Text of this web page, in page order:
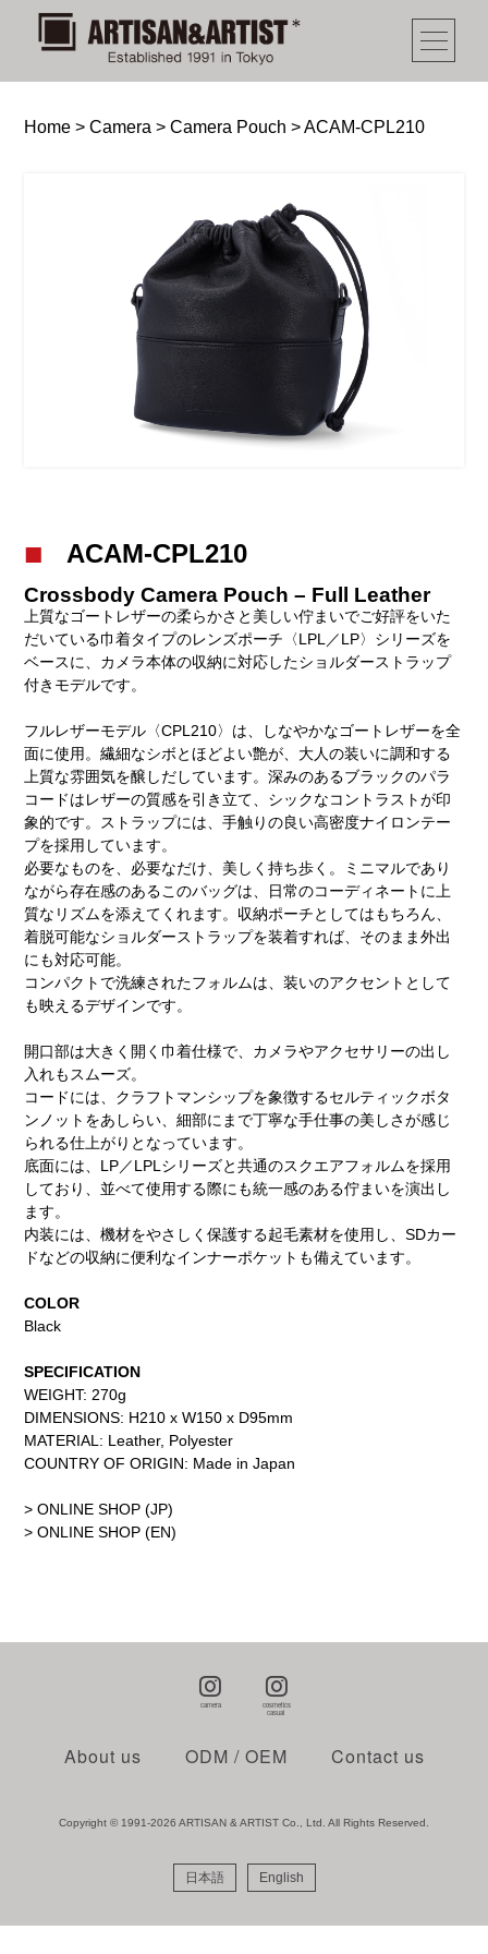
Home >Camera >Camera Pouch >ACAM-CPL210
ACAM-CPL210
Crossbody Camera Pouch – Full Leather
上質なゴートレザーの柔らかさと美しい佇まいでご好評をいた
だいている巾着タイプのレンズポーチ〈LPL／LP〉シリーズを
ベースに、カメラ本体の収納に対応したショルダーストラップ
付きモデルです。
フルレザーモデル〈CPL210〉は、しなやかなゴートレザーを全
面に使用。繊細なシボとほどよい艶が、大人の装いに調和する
上質な雰囲気を醸しだしています。深みのあるブラックのパラ
コードはレザーの質感を引き立て、シックなコントラストが印
象的です。ストラップには、手触りの良い高密度ナイロンテー
プを採用しています。
必要なものを、必要なだけ、美しく持ち歩く。ミニマルであり
ながら存在感のあるこのバッグは、日常のコーディネートに上
質なリズムを添えてくれます。収納ポーチとしてはもちろん、
着脱可能なショルダーストラップを装着すれば、そのまま外出
にも対応可能。
コンパクトで洗練されたフォルムは、装いのアクセントとして
も映えるデザインです。
開口部は大きく開く巾着仕様で、カメラやアクセサリーの出し
入れもスムーズ。
コードには、クラフトマンシップを象徴するセルティックボタ
ンノットをあしらい、細部にまで丁寧な手仕事の美しさが感じ
られる仕上がりとなっています。
底面には、LP／LPLシリーズと共通のスクエアフォルムを採用
しており、並べて使用する際にも統一感のある佇まいを演出し
ます。
内装には、機材をやさしく保護する起毛素材を使用し、SDカー
ドなどの収納に便利なインナーポケットも備えています。
COLOR
Black
SPECIFICATION
WEIGHT: 270g
DIMENSIONS: H210 x W150 x D95mm
MATERIAL: Leather, Polyester
COUNTRY OF ORIGIN: Made in Japan
> ONLINE SHOP (JP)
> ONLINE SHOP (EN)
About us ODM / OEM Contact us
Copyright © 1991-2026 ARTISAN & ARTIST Co., Ltd. All Rights Reserved.
日本語 English